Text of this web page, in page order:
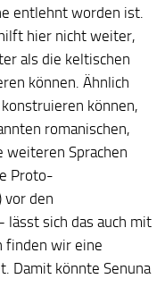
entlehnt worden ist.
hier nicht weiter,
als die keltischen
können. Ähnlich
können,
romanischen,
weiteren Sprachen
Proto-
vor den
lässt sich das auch mit
finden wir eine
Damit könnte Senuna